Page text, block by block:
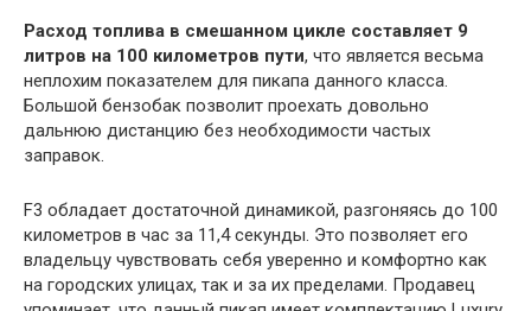
Расход топлива в смешанном цикле составляет 9
литров на 100 километров пути, что является весьма
неплохим показателем для пикапа данного класса.
Большой бензобак позволит проехать довольно
дальнюю дистанцию без необходимости частых
заправок.
F3 обладает достаточной динамикой, разгоняясь до 100
километров в час за 11,4 секунды. Это позволяет его
владельцу чувствовать себя уверенно и комфортно как
на городских улицах, так и за их пределами. Продавец